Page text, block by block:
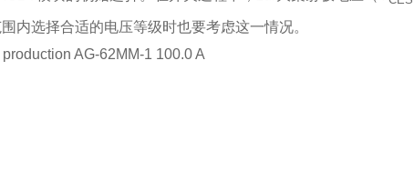
内选择合适的电压等级时也要考虑这一情况。
AG-62MM-1 100.0 A